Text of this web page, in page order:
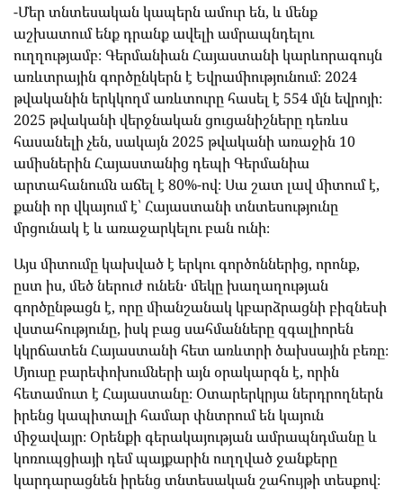
-Մեր տնտեսական կապերն ամուր են, և մենք
աշխատում ենք դրանք ավելի ամրապնդելու
ուղղությամբ։ Գերմանիան Հայաստանի կարևորագույն
առևտրային գործընկերն է Եվրամիությունում։ 2024
թվականին երկկողմ առևտուրը հասել է 554 մլն եվրոյի։
2025 թվականի վերջնական ցուցանիշները դեռևս
հասանելի չեն, սակայն 2025 թվականի առաջին 10
ամիսներին Հայաստանից դեպի Գերմանիա
արտահանումն աճել է 80%-ով։ Սա շատ լավ միտում է,
քանի որ վկայում է՝ Հայաստանի տնտեսությունը
մրցունակ է և առաջարկելու բան ունի։
Այս միտումը կախված է երկու գործոններից, որոնք,
ըստ իս, մեծ ներուժ ունեն․ մեկը խաղաղության
գործընթացն է, որը միանշանակ կբարձրացնի բիզնեսի
վստահությունը, իսկ բաց սահմանները զգալիորեն
կկրճատեն Հայաստանի հետ առևտրի ծախսային բեռը։
Մյուսը բարեփոխումների այն օրակարգն է, որին
հետամուտ է Հայաստանը։ Օտարերկրյա ներդրողներն
իրենց կապիտալի համար փնտրում են կայուն
միջավայր։ Օրենքի գերակայության ամրապնդմանը և
կոռուպցիայի դեմ պայքարին ուղղված ջանքերը
կարդարացնեն իրենց տնտեսական շահույթի տեսքով։